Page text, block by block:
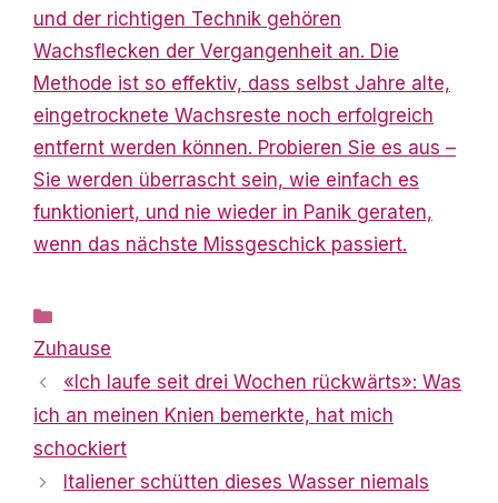
und der richtigen Technik gehören
Wachsflecken der Vergangenheit an. Die
Methode ist so effektiv, dass selbst Jahre alte,
eingetrocknete Wachsreste noch erfolgreich
entfernt werden können. Probieren Sie es aus –
Sie werden überrascht sein, wie einfach es
funktioniert, und nie wieder in Panik geraten,
wenn das nächste Missgeschick passiert.
Zuhause
«Ich laufe seit drei Wochen rückwärts»: Was
ich an meinen Knien bemerkte, hat mich
schockiert
Italiener schütten dieses Wasser niemals